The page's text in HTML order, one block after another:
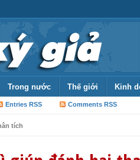
Trong nước Thế giới Kinh
Entries RSS Comments RSS
tích